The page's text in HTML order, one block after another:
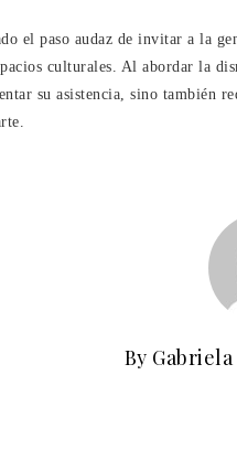
el paso audaz de invitar a la
culturales. Al abordar la
su asistencia, sino también
By